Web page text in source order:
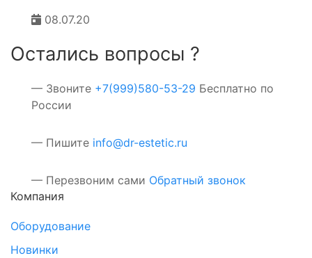
08.07.20
Остались вопросы ?
— Звоните +7(999)580-53-29 Бесплатно по
России
— Пишите info@dr-estetic.ru
— Перезвоним сами Обратный звонок
Компания
Оборудование
Новинки